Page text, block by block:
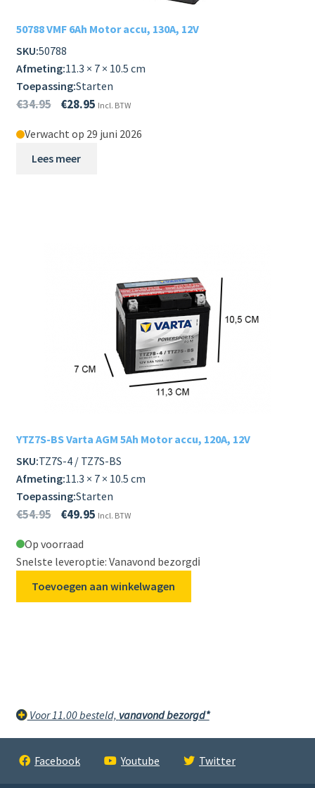
50788 VMF 6Ah Motor accu, 130A, 12V
SKU:50788
Afmeting:11.3 × 7 × 10.5 cm
Toepassing:Starten
€34.95 €28.95 Incl. BTW
Verwacht op 29 juni 2026
Lees meer
YTZ7S-BS Varta AGM 5Ah Motor accu, 120A, 12V
SKU:TZ7S-4 / TZ7S-BS
Afmeting:11.3 × 7 × 10.5 cm
Toepassing:Starten
€54.95 €49.95 Incl. BTW
Op voorraad
Snelste leveroptie: Vanavond bezorgdℹ️
Toevoegen aan winkelwagen
Voor 11.00 besteld, vanavond bezorgd*
Facebook Youtube Twitter